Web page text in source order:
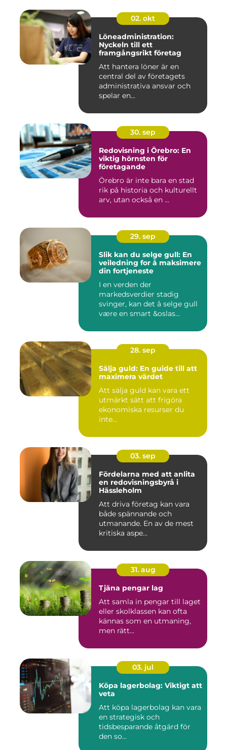
02. okt
Löneadministration:
Nyckeln till ett
framgångsrikt företag
Att hantera löner är en
central del av företagets
administrativa ansvar och
spelar en...
30. sep
Redovisning i Örebro: En
viktig hörnsten för
företagande
Örebro är inte bara en stad
rik på historia och kulturellt
arv, utan också en ...
29. sep
Slik kan du selge gull: En
veiledning for å maksimere
din fortjeneste
I en verden der
markedsverdier stadig
svinger, kan det å selge gull
være en smart &oslas...
28. sep
Sälja guld: En guide till att
maximera värdet
Att sälja guld kan vara ett
utmärkt sätt att frigöra
ekonomiska resurser du
inte...
03. sep
Fördelarna med att anlita
en redovisningsbyrå i
Hässleholm
Att driva företag kan vara
både spännande och
utmanande. En av de mest
kritiska aspe...
31. aug
Tjäna pengar lag
Att samla in pengar till laget
eller skolklassen kan ofta
kännas som en utmaning,
men rätt...
03. jul
Köpa lagerbolag: Viktigt att
veta
Att köpa lagerbolag kan vara
en strategisk och
tidsbesparande åtgärd för
den so...